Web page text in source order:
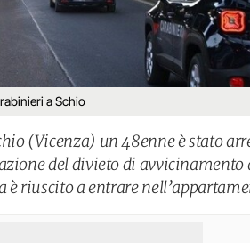
a Schio
(Vicenza) un 48enne è stato
del divieto di avvicinamento
è riuscito a entrare